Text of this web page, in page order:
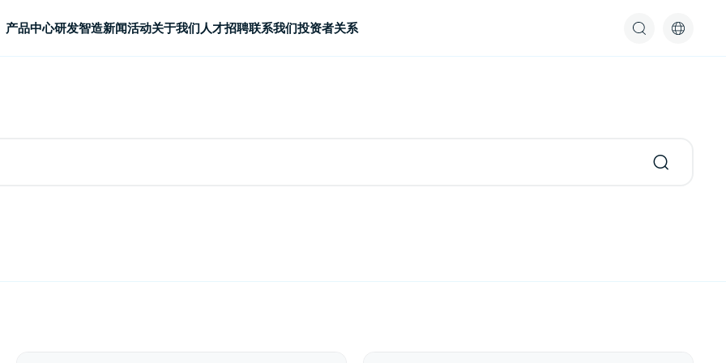
产品中心研发智造新闻活动关于我们 人才招聘联系我们投资者关系